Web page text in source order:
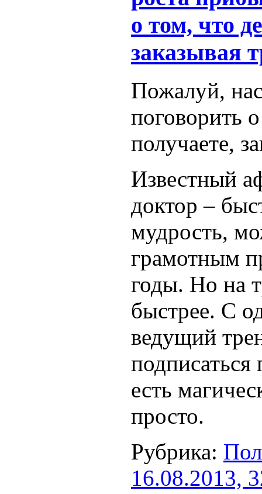
о том, что
заказывая
Пожалуй,
поговорить
получаете,
Известный
доктор –
мудрость,
грамотным
годы. Но на
быстрее. С
ведущий
есть
просто.
Рубрика:
16.08.2013,